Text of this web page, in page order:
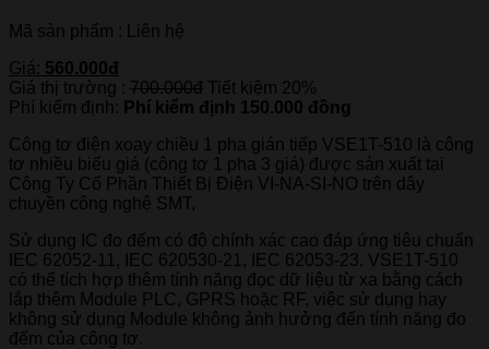
Mã sản phẩm : Liên hệ
Giá: 560.000đ
Giá thị trường : 700.000đ Tiết kiệm 20%
Phí kiểm định: Phí kiểm định 150.000 đồng
Công tơ điện xoay chiều 1 pha gián tiếp VSE1T-510 là công
tơ nhiều biểu giá (công tơ 1 pha 3 giá) được sản xuất tại
Công Ty Cổ Phần Thiết Bị Điện VI-NA-SI-NO trên dây
chuyền công nghệ SMT,
Sử dụng IC đo đếm có độ chính xác cao đáp ứng tiêu chuẩn
IEC 62052-11, IEC 620530-21, IEC 62053-23. VSE1T-510
có thể tích hợp thêm tính năng đọc dữ liệu từ xa bằng cách
lắp thêm Module PLC, GPRS hoặc RF, việc sử dụng hay
không sử dụng Module không ảnh hưởng đến tính năng đo
đếm của công tơ.